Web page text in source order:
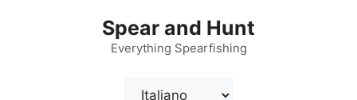
Spear and Hunt
Everything Spearfishing
Scegli